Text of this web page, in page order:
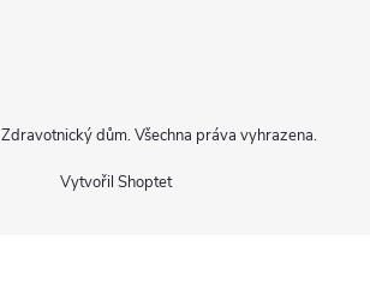
Vytvořil Shoptet
Zdravotnický dům. Všechna práva vyhrazena.